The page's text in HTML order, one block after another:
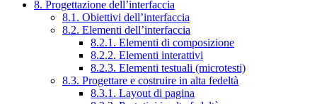
8. Progettazione dell’interfaccia
8.1. Obiettivi dell’interfaccia
8.2. Elementi dell’interfaccia
8.2.1. Elementi di composizione
8.2.2. Elementi interattivi
8.2.3. Elementi testuali (microtesti)
8.3. Progettare e costruire in alta fedeltà
8.3.1. Layout di pagina